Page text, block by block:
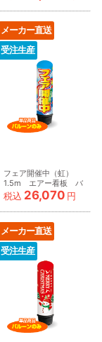
AR090015IN_C
メーカー直送
受注生産
フェア開催中（虹）
1.5m エアー看板 バ
ルーンのみ
AR090018IN_C
税込 26,070 円
メーカー直送
受注生産